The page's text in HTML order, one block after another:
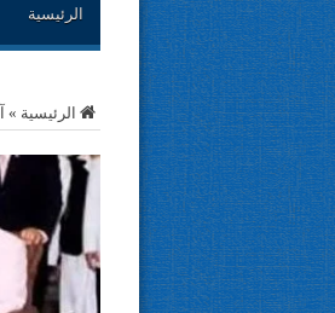
الرئيسية
الرئيسية »